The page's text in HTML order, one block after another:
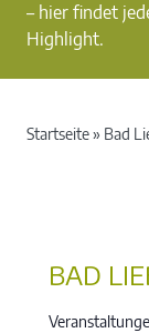
– hier findet
Highlight.
Startseite» Bad
BAD